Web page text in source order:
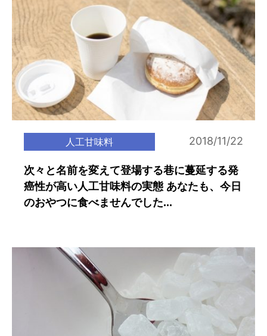
人工甘味料 2018/11/22
次々と名前を変えて登場する巷に蔓延する発
癌性が高い人工甘味料の実態 あなたも、今日
のおやつに食べませんでした...